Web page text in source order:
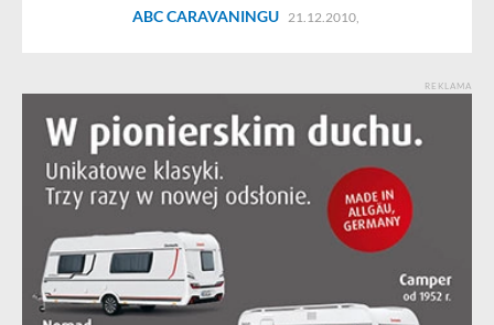
ABC CARAVANINGU 21.12.2010,
REKLAMA